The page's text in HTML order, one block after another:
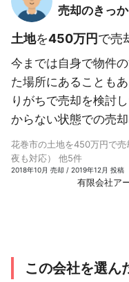
売却のきっ
土地を450万円で売
今までは自身で物件
た場所にあることも
りがちで売却を検討
からない状態での売
花巻市の土地を450万円で
夜も対応） 他5件
2018年10月 売却 / 2019年12月 投稿
有限会社ア
この会社を選ん